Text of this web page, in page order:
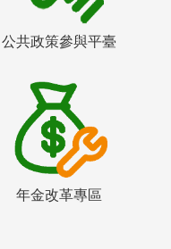
公共政策參與平臺
年金改革專區